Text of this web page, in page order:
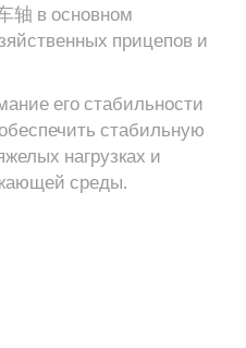
轴 в основном
прицепов и
его стабильности
стабильную
нагрузках и
среды.